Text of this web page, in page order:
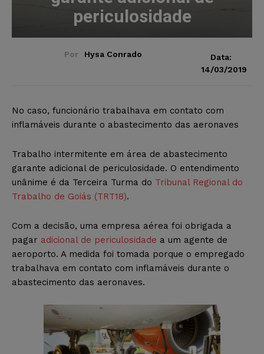
periculosidade
Por Hysa Conrado
Data:
14/03/2019
No caso, funcionário trabalhava em contato com
inflamáveis durante o abastecimento das aeronaves
Trabalho intermitente em área de abastecimento
garante adicional de periculosidade. O entendimento
unânime é da Terceira Turma do Tribunal Regional do
Trabalho de Goiás (TRT18).
Com a decisão, uma empresa aérea foi obrigada a
pagar adicional de periculosidade a um agente de
aeroporto. A medida foi tomada porque o empregado
trabalhava em contato com inflamáveis durante o
abastecimento das aeronaves.